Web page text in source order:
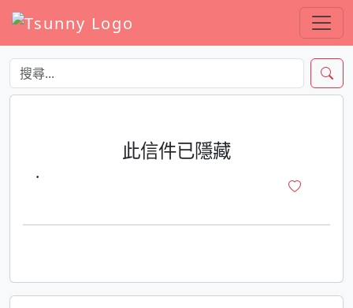
此信件已隱藏
·